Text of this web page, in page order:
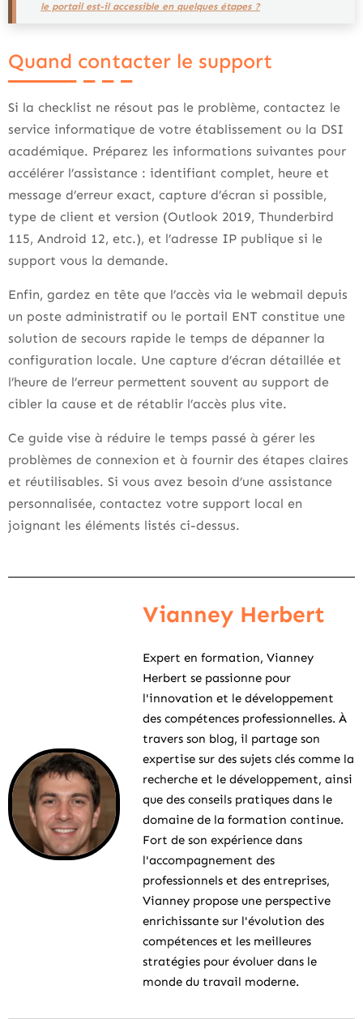
le portail est-il accessible en quelques étapes ?
Quand contacter le support
Si la checklist ne résout pas le problème, contactez le
service informatique de votre établissement ou la DSI
académique. Préparez les informations suivantes pour
accélérer l’assistance : identifiant complet, heure et
message d’erreur exact, capture d’écran si possible,
type de client et version (Outlook 2019, Thunderbird
115, Android 12, etc.), et l’adresse IP publique si le
support vous la demande.
Enfin, gardez en tête que l’accès via le webmail depuis
un poste administratif ou le portail ENT constitue une
solution de secours rapide le temps de dépanner la
configuration locale. Une capture d’écran détaillée et
l’heure de l’erreur permettent souvent au support de
cibler la cause et de rétablir l’accès plus vite.
Ce guide vise à réduire le temps passé à gérer les
problèmes de connexion et à fournir des étapes claires
et réutilisables. Si vous avez besoin d’une assistance
personnalisée, contactez votre support local en
joignant les éléments listés ci-dessus.
Vianney Herbert
Expert en formation, Vianney
Herbert se passionne pour
l'innovation et le développement
des compétences professionnelles. À
travers son blog, il partage son
expertise sur des sujets clés comme la
recherche et le développement, ainsi
que des conseils pratiques dans le
domaine de la formation continue.
Fort de son expérience dans
l'accompagnement des
professionnels et des entreprises,
Vianney propose une perspective
enrichissante sur l'évolution des
compétences et les meilleures
stratégies pour évoluer dans le
monde du travail moderne.